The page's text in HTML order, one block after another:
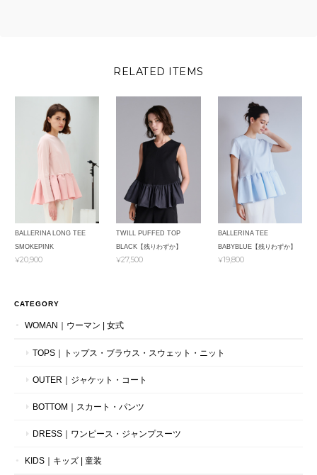
RELATED ITEMS
BALLERINA LONG TEE
SMOKEPINK
¥20,900
TWILL PUFFED TOP
BLACK【残りわずか】
¥27,500
BALLERINA TEE
BABYBLUE【残りわずか】
¥19,800
CATEGORY
WOMAN｜ウーマン | 女式
TOPS｜トップス・ブラウス・スウェット・ニット
OUTER｜ジャケット・コート
BOTTOM｜スカート・パンツ
DRESS｜ワンピース・ジャンプスーツ
KIDS｜キッズ | 童装